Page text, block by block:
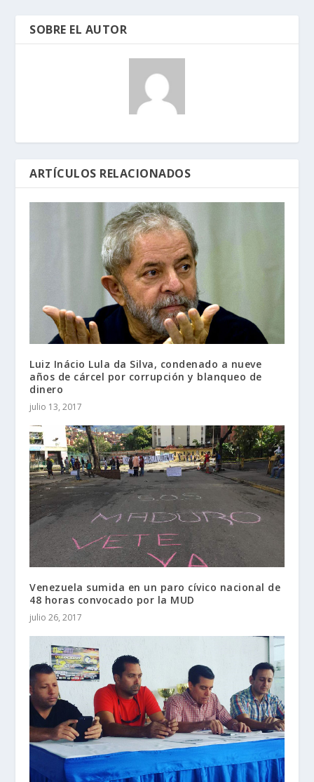
SOBRE EL AUTOR
ARTÍCULOS RELACIONADOS
Luiz Inácio Lula da Silva, condenado a nueve
años de cárcel por corrupción y blanqueo de
dinero
julio 13, 2017
Venezuela sumida en un paro cívico nacional de
48 horas convocado por la MUD
julio 26, 2017